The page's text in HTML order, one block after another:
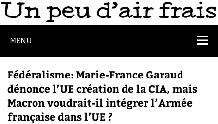
MENU
Fédéralisme: Marie-France Garaud
dénonce l’UE création de la CIA, mais
Macron voudrait-il intégrer l’Armée
française dans l’UE ?